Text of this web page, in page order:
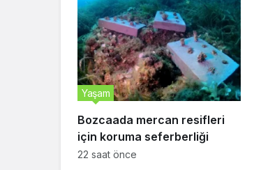
Bozcaada mercan resifleri
için koruma seferberliği
Yaşam
22 saat önce